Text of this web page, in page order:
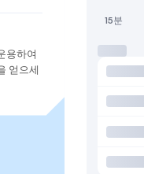
용하여
얻으세
15분